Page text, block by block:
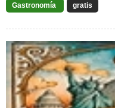
Gastronomía gratis